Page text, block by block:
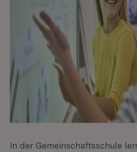
In der Gemeinschaftsschule